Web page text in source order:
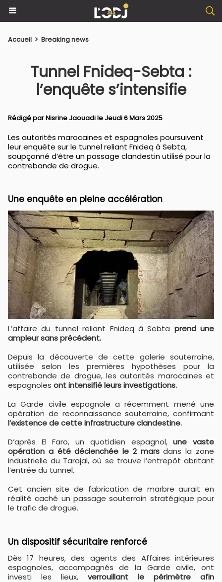
Accueil > Breaking news
Tunnel Fnideq-Sebta :
l’enquête s’intensifie
Rédigé parNisrine Jaouadile Jeudi 6 Mars 2025
Les autorités marocaines et espagnoles poursuivent
leur enquête sur le tunnel reliant Fnideq à Sebta,
soupçonné d’être un passage clandestin utilisé pour la
contrebande de drogue.
Une enquête en pleine accélération
L’affaire du tunnel reliant Fnideq à Sebta prend une
ampleur sans précédent.
Depuis la découverte de cette galerie souterraine,
utilisée selon les premières hypothèses pour la
contrebande de drogue, les autorités marocaines et
espagnoles ont intensifié leurs investigations.
La Garde civile espagnole a récemment mené une
opération de reconnaissance souterraine, confirmant
l’existence de cette infrastructure clandestine.
D’après El Faro, un quotidien espagnol,une vaste
opération a été déclenchée le 2 marsdans la zone
industrielle du Tarajal, où se trouve l’entrepôt abritant
l’entrée du tunnel.
Cet ancien site de fabrication de marbre aurait en
réalité caché un passage souterrain stratégique pour
le trafic de drogue.
Un dispositif sécuritaire renforcé
Dès 17 heures, des agents des Affaires intérieures
espagnoles, accompagnés de la Garde civile, ont
investi les lieux, verrouillant le périmètre afin